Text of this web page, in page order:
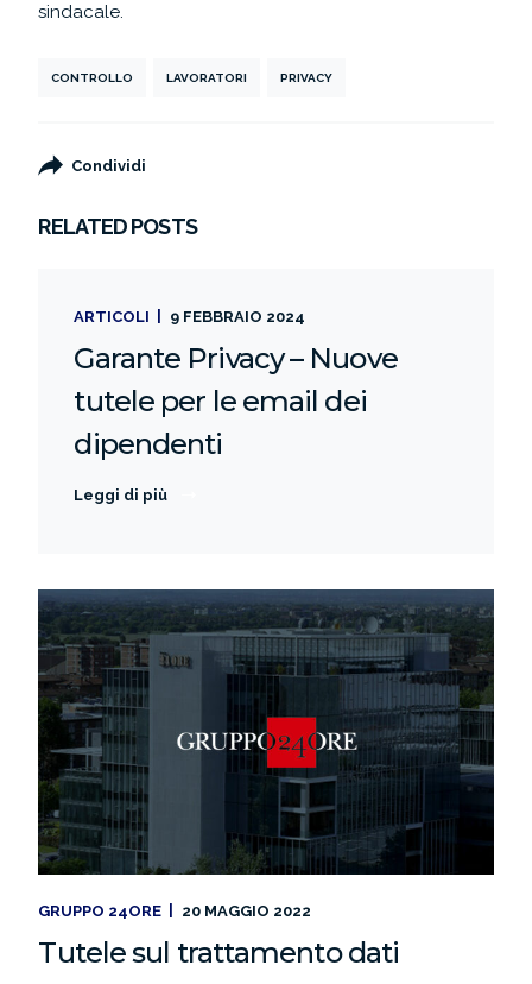
sindacale.
CONTROLLO LAVORATORI PRIVACY
Condividi
RELATED POSTS
ARTICOLI 9 FEBBRAIO 2024
Garante Privacy – Nuove
tutele per le email dei
dipendenti
Leggi di più
GRUPPO 24ORE 20 MAGGIO 2022
Tutele sul trattamento dati